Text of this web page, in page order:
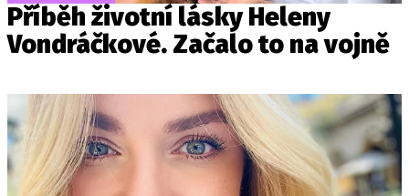
Příběh životní lásky Heleny
Vondráčkové. Začalo to na vojně